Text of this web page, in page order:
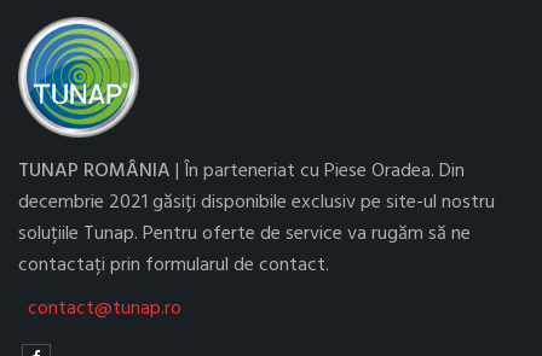
TUNAP ROMÂNIA| În parteneriat cu Piese Oradea. Din
decembrie 2021 găsiți disponibile exclusiv pe site-ul nostru
soluțiile Tunap. Pentru oferte de service va rugăm să ne
contactați prin formularul de contact.
contact@tunap.ro